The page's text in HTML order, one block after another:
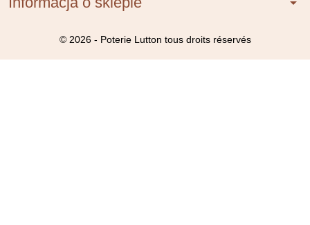
© 2026 - Poterie Lutton tous droits réservés